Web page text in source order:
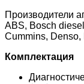
Производители
ABS, Bosch
Cummins,
Комплектация